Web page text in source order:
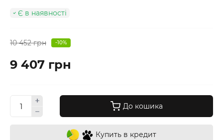
Є в наявності
10 452 грн -10%
9 407 грн
До кошика
Купить в кредит